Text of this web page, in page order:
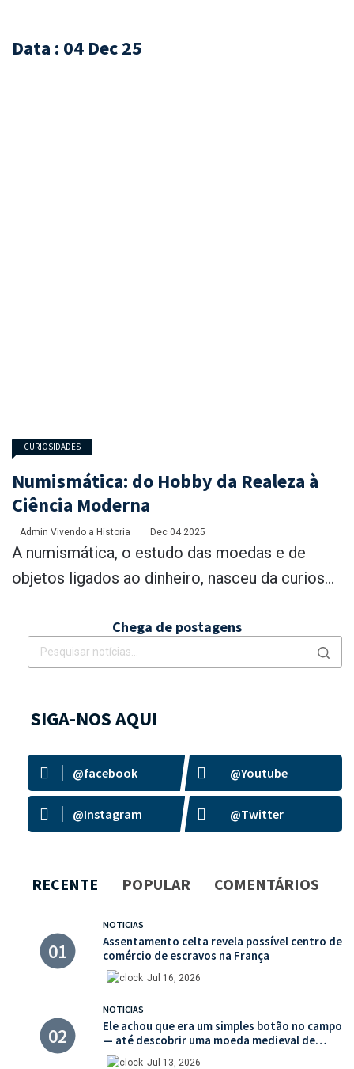
Data : 04 Dec 25
CURIOSIDADES
Numismática: do Hobby da Realeza à
Ciência Moderna
Admin Vivendo a Historia Dec 04 2025
A numismática, o estudo das moedas e de
objetos ligados ao dinheiro, nasceu da curios...
Chega de postagens
SIGA-NOS AQUI
@facebook @Youtube
@Instagram @Twitter
RECENTE POPULAR COMENTÁRIOS
NOTICIAS
Assentamento celta revela possível centro de
comércio de escravos na França
Jul 16, 2026
NOTICIAS
Ele achou que era um simples botão no campo
— até descobrir uma moeda medieval de
valor histórico incalculável
Jul 13, 2026